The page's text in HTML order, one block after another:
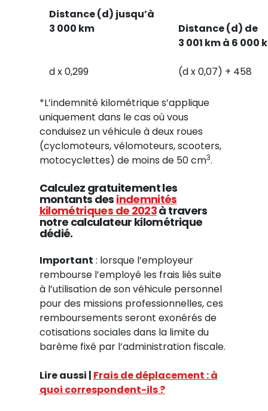
Distance (d) jusqu’à
3 000 km
Distance (d) de
3 001 km à 6 000
d x 0,299 (d x 0,07) + 458
*L’indemnité kilométrique s’applique
uniquement dans le cas où vous
conduisez un véhicule à deux roues
(cyclomoteurs, vélomoteurs, scooters,
motocyclettes) de moins de 50 cm3.
Calculez gratuitement les
montants des indemnités
kilométriques de 2023à travers
notre calculateur kilométrique
dédié.
Important : lorsque l’employeur
rembourse l’employé les frais liés suite
à l’utilisation de son véhicule personnel
pour des missions professionnelles, ces
remboursements seront exonérés de
cotisations sociales dans la limite du
barème fixé par l’administration fiscale.
Lire aussi | Frais de déplacement : à
quoi correspondent-ils ?